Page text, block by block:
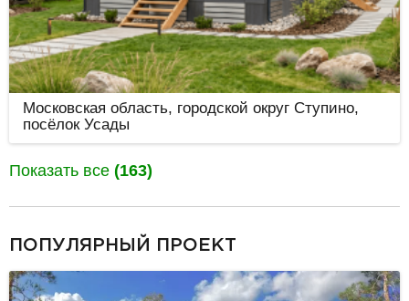
Московская область, городской округ Ступино,
посёлок Усады
Показать все (163)
ПОПУЛЯРНЫЙ ПРОЕКТ